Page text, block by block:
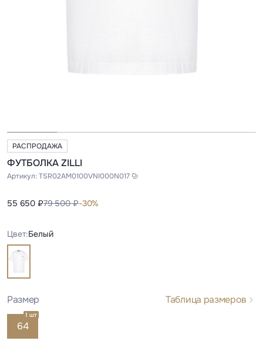
РАСПРОДАЖА
ФУТБОЛКА ZILLI
Артикул: TSR02AM0100VNI000N017
55 650 ₽79 500 ₽-30%
Цвет:Белый
Размер Таблица размеров
64
1 шт